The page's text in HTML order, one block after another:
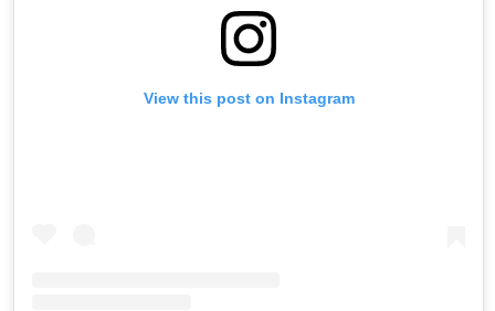
View this post on Instagram